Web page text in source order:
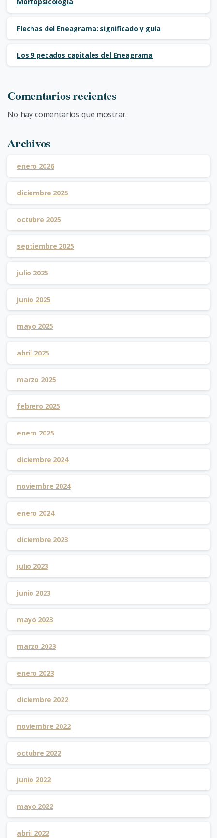
Flechas del Eneagrama: significado y guía
Los 9 pecados capitales del Eneagrama
Comentarios recientes
No hay comentarios que mostrar.
Archivos
enero 2026
diciembre 2025
octubre 2025
septiembre 2025
julio 2025
junio 2025
mayo 2025
abril 2025
marzo 2025
febrero 2025
enero 2025
diciembre 2024
noviembre 2024
enero 2024
diciembre 2023
julio 2023
junio 2023
mayo 2023
marzo 2023
enero 2023
diciembre 2022
noviembre 2022
octubre 2022
junio 2022
mayo 2022
abril 2022